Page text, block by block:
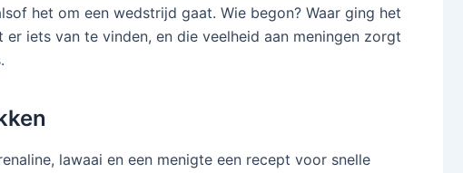
het om een wedstrijd gaat. Wie begon? Waar ging het
iets van te vinden, en die veelheid aan meningen zorgt
lawaai en een menigte een recept voor snelle